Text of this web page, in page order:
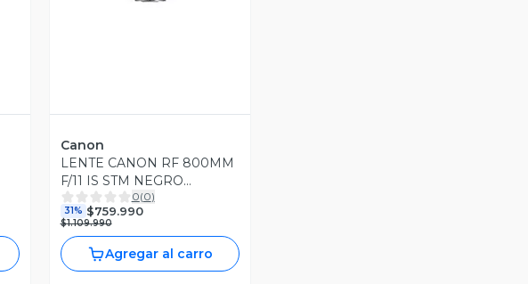
Canon
LENTE CANON RF 800MM
F/11 IS STM NEGRO
REACONDICIONADO
0(0)
31% $759.990
$1.109.990
Agregar al carro